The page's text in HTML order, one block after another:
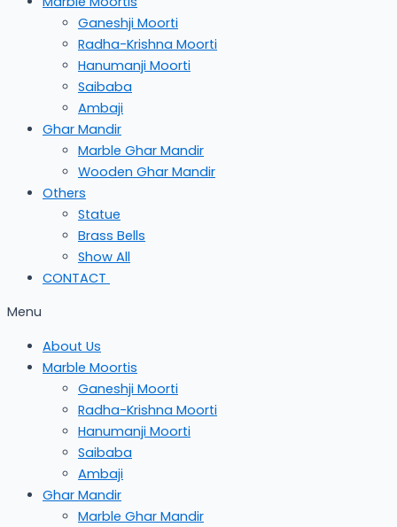
Ganeshji Moorti
Radha-Krishna Moorti
Hanumanji Moorti
Saibaba
Ambaji
Ghar Mandir
Marble Ghar Mandir
Wooden Ghar Mandir
Others
Statue
Brass Bells
Show All
CONTACT
Menu
About Us
Marble Moortis
Ganeshji Moorti
Radha-Krishna Moorti
Hanumanji Moorti
Saibaba
Ambaji
Ghar Mandir
Marble Ghar Mandir